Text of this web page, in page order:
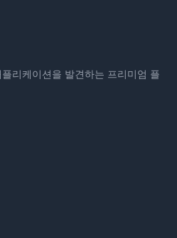
리케이션을 발견하는 프리미엄 플